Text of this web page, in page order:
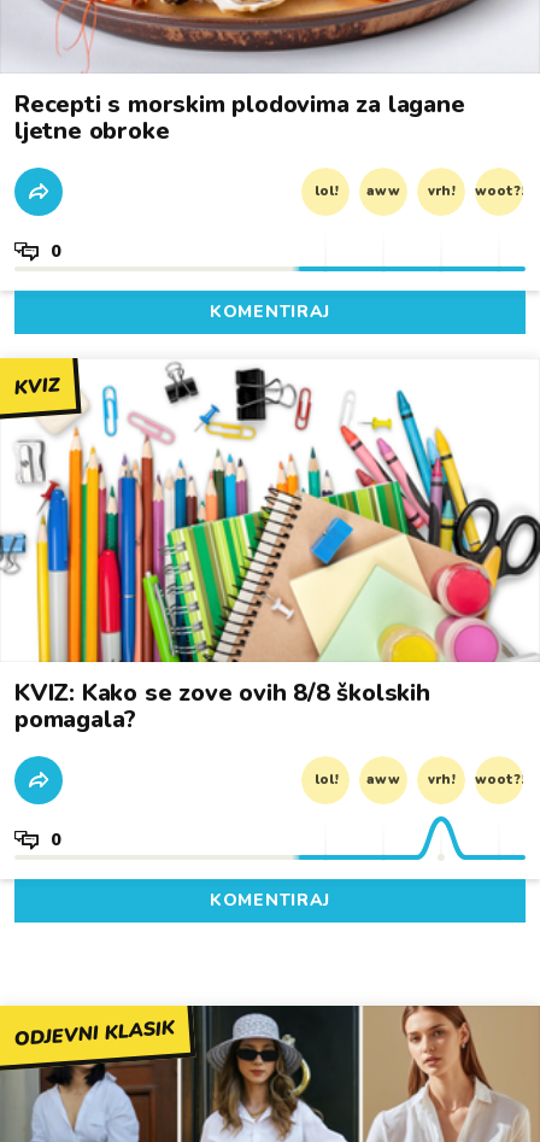
Recepti s morskim plodovima za lagane
ljetne obroke
lol! aww vrh! woot?!
0
KOMENTIRAJ
KVIZ
KVIZ: Kako se zove ovih 8/8 školskih
pomagala?
lol! aww vrh! woot?!
0
KOMENTIRAJ
ODJEVNI KLASIK